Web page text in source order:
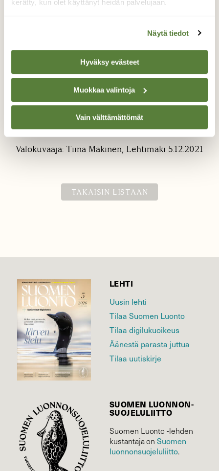
kerätty, kun olet käyttänyt heidän palvelujaan.
Näytä tiedot
Hyväksy evästeet
Muokkaa valintoja
Vain välttämättömät
Pakkastaidetta
Joulukuusen hakumatkalla löytyi hieno
taideteos ison kuusen rungolta, kuin
höyheniä!
Valokuvaaja: Tiina Mäkinen, Lehtimäki 5.12.2021
TAKAISIN LISTAAN
LEHTI
Uusin lehti
Tilaa Suomen Luonto
Tilaa digilukuoikeus
Äänestä parasta juttua
Tilaa uutiskirje
SUOMEN LUONNON­
SUOJELU­LIITTO
Suomen Luonto -lehden
kustantaja onSuomen
luonnonsuojelu­liitto.